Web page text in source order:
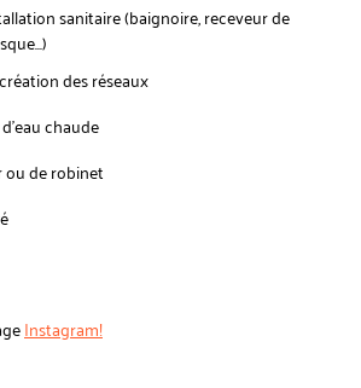
sanitaire (baignoire, receveur de
des réseaux
chaude
de robinet
Instagram!